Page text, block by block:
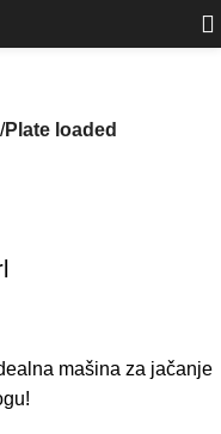
Plate loaded
mašina za jačanje